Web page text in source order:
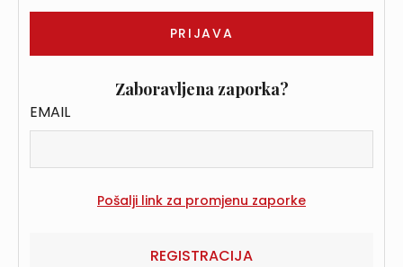
Zaboravljena zaporka?
EMAIL
REGISTRACIJA